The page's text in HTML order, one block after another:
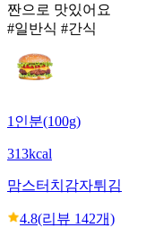
짠으로 맛있어요
#일반식 #간식
1인분(100g)
313kcal
맘스터치 감자튀김
4.8(리뷰 142개)